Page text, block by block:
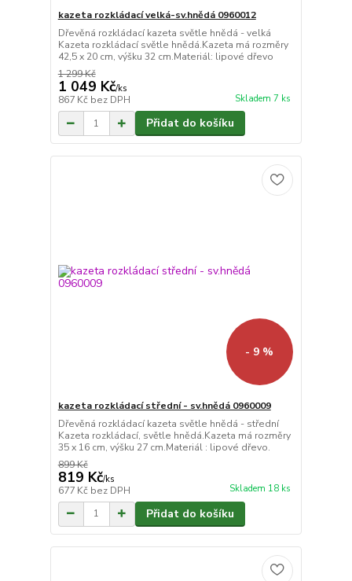
kazeta rozkládací velká-sv.hnědá 0960012
Dřevěná rozkládací kazeta světle hnědá - velká
Kazeta rozkládací světle hnědá.Kazeta má rozměry
42,5 x 20 cm, výšku 32 cm.Materiál: lipové dřevo
1 299 Kč
1 049 Kč/ks
867 Kč bez DPH Skladem 7 ks
Přidat do košíku
- 9 %
kazeta rozkládací střední - sv.hnědá 0960009
Dřevěná rozkládací kazeta světle hnědá - střední
Kazeta rozkládací, světle hnědá.Kazeta má rozměry
35 x 16 cm, výšku 27 cm.Materiál : lipové dřevo.
899 Kč
819 Kč/ks
677 Kč bez DPH Skladem 18 ks
Přidat do košíku